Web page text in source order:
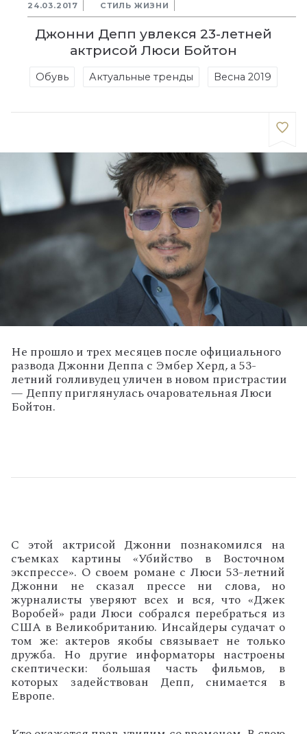
24.03.2017 СТИЛЬ ЖИЗНИ
Джонни Депп увлекся 23-летней
актрисой Люси Бойтон
Обувь Актуальные тренды Весна 2019
Не прошло и трех месяцев после официального
развода Джонни Деппа с Эмбер Херд, а 53-
летний голливудец уличен в новом пристрастии
— Деппу приглянулась очаровательная Люси
Бойтон.
С этой актрисой Джонни познакомился на
съемках картины «Убийство в Восточном
экспрессе». О своем романе с Люси 53-летний
Джонни не сказал прессе ни слова, но
журналисты уверяют всех и вся, что «Джек
Воробей» ради Люси собрался перебраться из
США в Великобританию. Инсайдеры судачат о
том же: актеров якобы связывает не только
дружба. Но другие информаторы настроены
скептически: большая часть фильмов, в
которых задействован Депп, снимается в
Европе.